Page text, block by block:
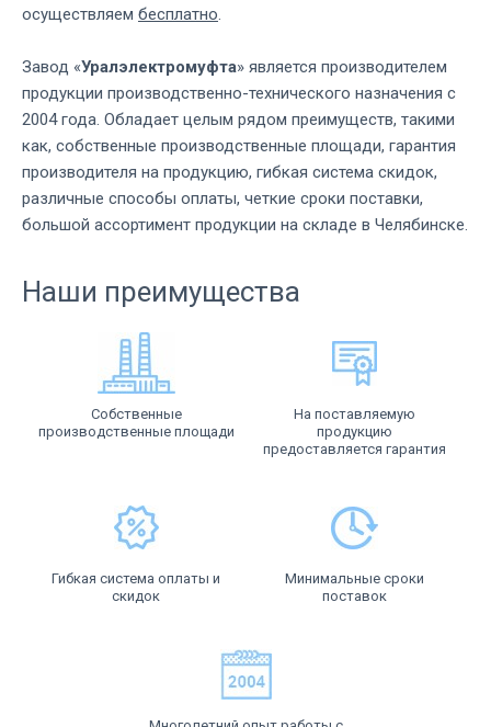
осуществляем бесплатно.
Завод «Уралэлектромуфта» является производителем
продукции производственно-технического назначения с
2004 года. Обладает целым рядом преимуществ, такими
как, собственные производственные площади, гарантия
производителя на продукцию, гибкая система скидок,
различные способы оплаты, четкие сроки поставки,
большой ассортимент продукции на складе в Челябинске.
Наши преимущества
Собственные
производственные площади
На поставляемую
продукцию
предоставляется гарантия
Гибкая система оплаты и
скидок
Минимальные сроки
поставок